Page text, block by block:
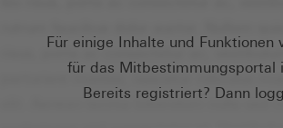
Für einige Inhalte und
für das Mitbestimmungsportal
Bereits registriert? Dann